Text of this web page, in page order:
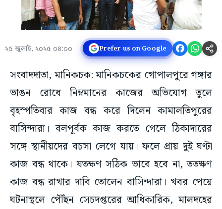
২৫ জুলাই, ২০২৫ ০৪:০০ Prefer us on Google
সংবাদদাতা, মানিকচক: মানিকচকের গোপালপুরে গঙ্গার
ভাঙন রোধে নিম্নমানের কাজের অভিযোগ তুলে
বৃহস্পতিবার কাজ বন্ধ করে দিলেন কামালতিপুরের
বাসিন্দারা। বলপূর্বক কাজ করতে গেলে ঠিকাদারের
সঙ্গে স্থানীয়দের বচসা লেগে যায়। ফলে প্রায় দুই ঘণ্টা
কাজ বন্ধ থাকে। যতক্ষণ সঠিক ভাবে হবে না, ততক্ষণ
কাজ বন্ধ রাখার দাবি তোলেন বাসিন্দারা। খবর পেয়ে
ঘটনাস্থলে পৌঁছন সেচদপ্তরের আধিকারিক, মালদহের